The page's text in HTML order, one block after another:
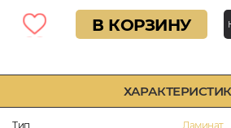
Тип
Ламинат
В КОРЗИНУ